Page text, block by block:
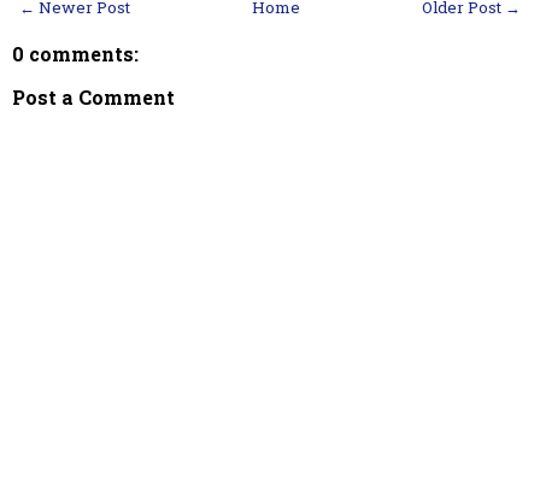
← Newer Post Older Post →
Home
0 comments:
Post a Comment